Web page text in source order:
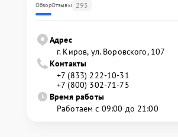
ОбзорОтзывы 295
Адрес
г. Киров, ул. Воровского, 107
Контакты
+7 (833) 222-10-31
+7 (800) 302-71-75
Время работы
Работаем с 09:00 до 21:00